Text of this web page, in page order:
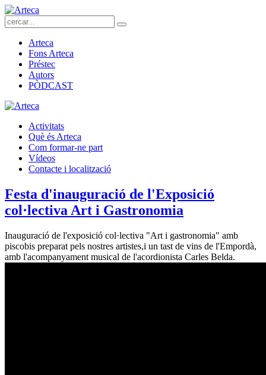
Arteca
Fons Arteca
Préstec
Autors
PÒDCAST
Activitats
Què és Arteca
Com formar-ne part
Vídeos
Contacte i localització
Festa d'inauguració de l'Exposició
col·lectiva Art i Gastronomia
Inauguració de l'exposició col·lectiva "Art i gastronomia" amb
piscobis preparat pels nostres artistes,i un tast de vins de l'Empordà,
amb l'acompanyament musical de l'acordionista Carles Belda.